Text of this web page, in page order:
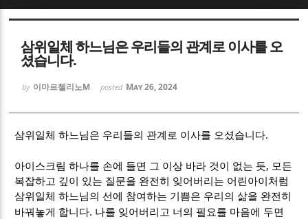
삼위일체 하느님은 우리들의 관계로 이사를 오
셨습니다.
by 이마르첼리노M posted May 26, 2024
삼위일체 하느님은 우리들의 관계로 이사를 오셨습니다.
아이스크림 하나를 손에 들면 그 이상 바라 것이 없는 듯, 모든
복잡하고 깊이 있는 질문을 완전히 잊어버리는 어린아이처럼
삼위일체 하느님의 선에 참여하는 기쁨은 우리의 삶을 완전히
바꿔놓게 합니다. 나를 잊어버리고 너의 필요를 마음에 두면
Sketchbook5, 스케치북5
Sketchbook5, 스케치북5
Sketchbook5, 스케치북5
Sketchbook5, 스케치북5